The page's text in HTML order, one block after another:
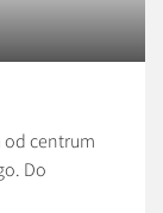
od centrum
Do